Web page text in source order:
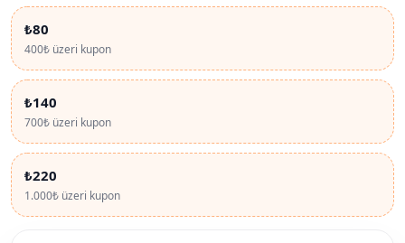
₺80
400₺ üzeri kupon
₺140
700₺ üzeri kupon
₺220
1.000₺ üzeri kupon